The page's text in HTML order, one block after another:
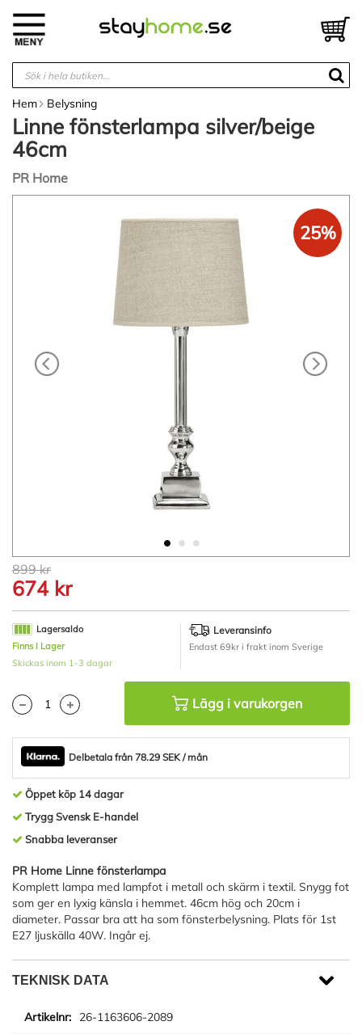
innehållet
Hem Belysning
Linne fönsterlampa silver/beige
46cm
PR Home
Hoppa
till
början
av
bildgalleriet
25%
899 kr
674 kr
Lagersaldo
Finns I Lager
Skickas inom 1-3 dagar
Leveransinfo
Endast 69kr i frakt inom Sverige
Lägg i varukorgen
Delbetala från 78.29 SEK / mån
Öppet köp 14 dagar
Trygg Svensk E-handel
Snabba leveranser
PR Home Linne fönsterlampa
Komplett lampa med lampfot i metall och skärm i textil. Snygg fot
som ger en lyxig känsla i hemmet. 46cm hög och 20cm i
diameter. Passar bra att ha som fönsterbelysning. Plats för 1st
E27 ljuskälla 40W. Ingår ej.
TEKNISK DATA
26-1163606-2089